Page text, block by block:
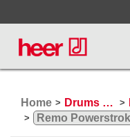
Home > Drums & Percussion >
>